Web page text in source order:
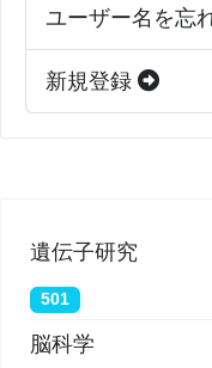
ユーザー名を忘
新規登録
遺伝子研究
501
脳科学